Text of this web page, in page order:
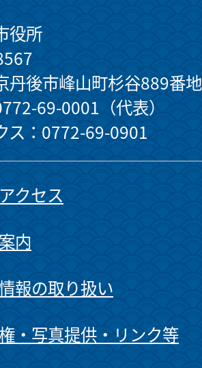
役所
丹後市峰山町杉谷889番地
69-0001（代表）
ス：0772-69-0901
クセス
内
報の取り扱い
・写真提供・リンク等